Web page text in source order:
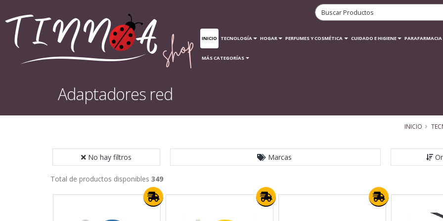
INICIO TECNOLOGÍA HOGAR PERFUMES Y COSMÉTICA CUIDADO E HIGIENE PARAFARMACIA
MÁS CATEGORÍAS
Adaptadores red
INICIO
No hay filtros Marcas
Total de productos disponibles 349